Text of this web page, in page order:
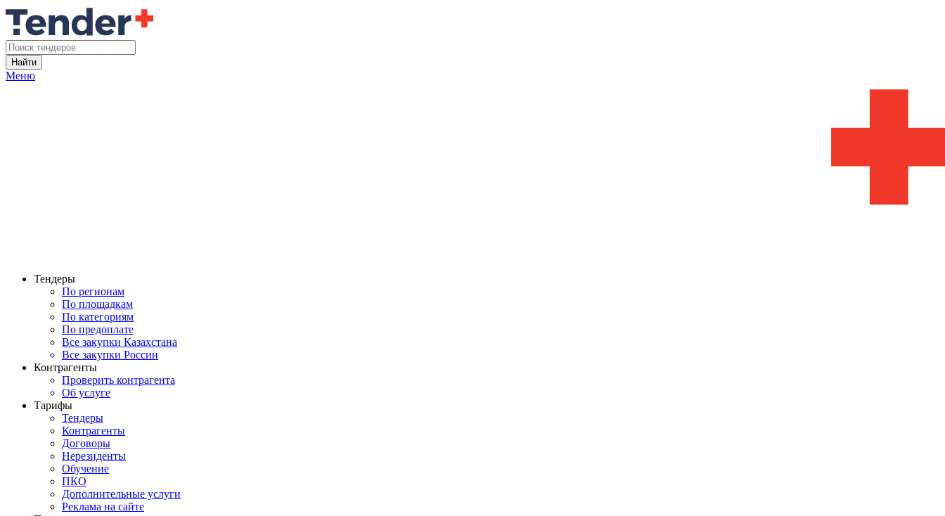
Найти
Меню
Тендеры
По регионам
По площадкам
По категориям
По предоплате
Все закупки Казахстана
Все закупки России
Контрагенты
Проверить контрагента
Об услуге
Тарифы
Тендеры
Контрагенты
Договоры
Нерезиденты
Обучение
ПКО
Дополнительные услуги
Реклама на сайте